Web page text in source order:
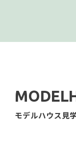
モデルハウス見